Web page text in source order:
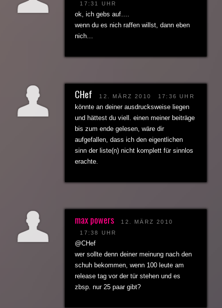
17:31 UHR
ok, ich gebs auf….
wenn du es nich raffen willst, dann eben
nich…
CHef 12. MÄRZ 2010 17:36 UHR
könnte an deiner ausdrucksweise liegen
und hättest du viell. einen meiner beiträge
bis zum ende gelesen, wäre dir
aufgefallen, dass ich den eigentlichen
sinn der liste(n) nicht komplett für sinnlos
erachte.
max powers
12. MÄRZ 2010
17:38 UHR
@CHef
wer sollte denn deiner meinung nach den
schuh bekommen, wenn 100 leute am
release tag vor der tür stehen und es
zbsp. nur 25 paar gibt?